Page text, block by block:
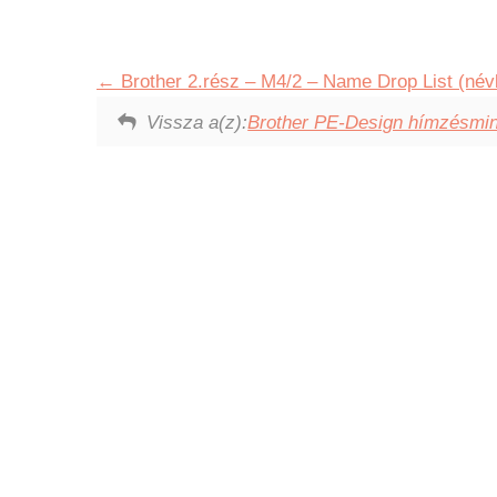
Brother 2.rész – M4/2 – Name Drop List
Vissza a(z):Brother PE-Design